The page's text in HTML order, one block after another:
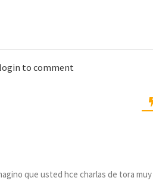
to comment
que usted hce charlas de tora